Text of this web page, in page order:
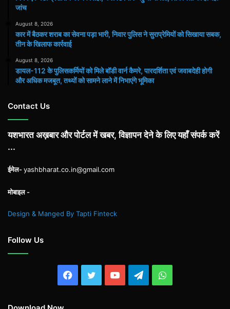
जांच
August 8, 2026
कार में बैठकर शराब का सेवना पड़ा भारी, निवार पुलिस ने सुराप्रेमियों को सिखाया सबक,
तीन के खिलाफ कार्रवाई
August 8, 2026
डायल-112 के पुलिसकर्मियों को मिले बॉडी वार्न कैमरे, पारदर्शिता एवं जवाबदेही होगी
और अधिक मजबूत, तथ्यों को सामने लाने में निभाएंगे भूमिका
Contact Us
यशभारत अख़बार और पोर्टल में खबर, विज्ञापन देने के लिए यहाँ संपर्क करें
...
ईमेल-yashbharat.co.in@gmail.com
मोबाइल -
Design & Manged By Tapti Finteck
Follow Us
Facebook
TwitterYouTubeTelegramWhatsApp